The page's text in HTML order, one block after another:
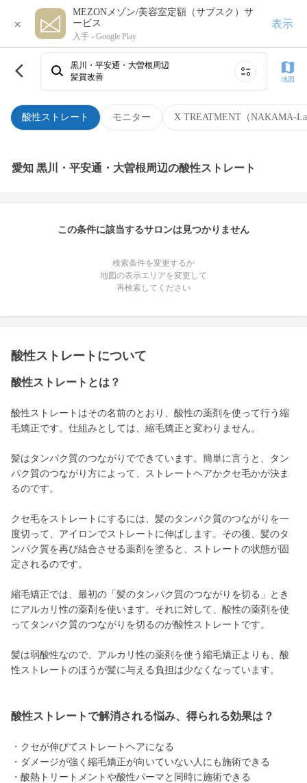
×
MEZONメゾン/美容室定額（サブスク）サ
ービス
入手 - Google Play
表示
酸性ストレート モニター X TREATMENT（NAKAMA-
黒川・平安通・大曽根周辺
髪質改善
地図
愛知 黒川・平安通・大曽根周辺の酸性ストレート
この条件に該当するサロンは見つかりません
検索条件を変更するか
地図の表示エリアを変更して
再検索してください
酸性ストレートについて
酸性ストレートとは？
酸性ストレートはその名前のとおり、酸性の薬剤を使って行う縮
毛矯正です。仕組みとしては、縮毛矯正と変わりません。
髪はタンパク質のつながりでできています。簡単に言うと、タン
パク質のつながり方によって、ストレートヘアかクセ毛かが決ま
るのです。
クセ毛をストレートにするには、髪のタンパク質のつながりを一
度切って、アイロンでストレートに伸ばします。その後、髪のタ
ンパク質を再び結合させる薬剤を塗ると、ストレートの状態が固
定されるのです。
縮毛矯正では、最初の「髪のタンパク質のつながりを切る」とき
にアルカリ性の薬剤を使います。それに対して、酸性の薬剤を使
ってタンパク質のつながりを切るのが酸性ストレートです。
髪は弱酸性なので、アルカリ性の薬剤を使う縮毛矯正よりも、酸
性ストレートのほうが髪に与える負担は少なくなっています。
酸性ストレートで解消される悩み、得られる効果は？
・クセが伸びてストレートヘアになる
・ダメージが強く縮毛矯正が向いていない人にも施術できる
・酸熱トリートメントや酸性パーマと同時に施術できる